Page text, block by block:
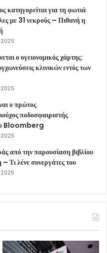
για τη φωτιά
με 31 νεκρούς – Πιθανή η
ο υγειονομικός χάρτης:
κλινικών εντός των
ο πρώτος
ποδοσφαιριστής
Bloomberg
από την παρουσίαση βιβλίου
– Τι λένε συνεργάτες του